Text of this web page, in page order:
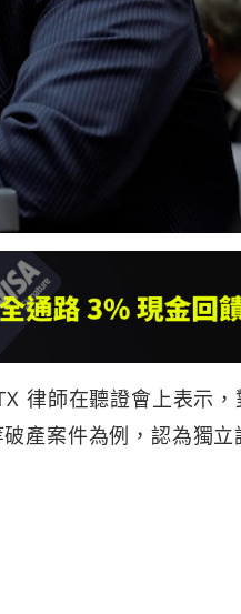
律師在聽證會上表示，
產案件為例，認為獨立